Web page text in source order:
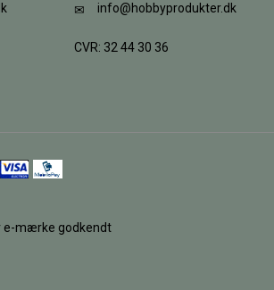
info@hobbyprodukter.dk
CVR: 32 44 30 36
mærke godkendt